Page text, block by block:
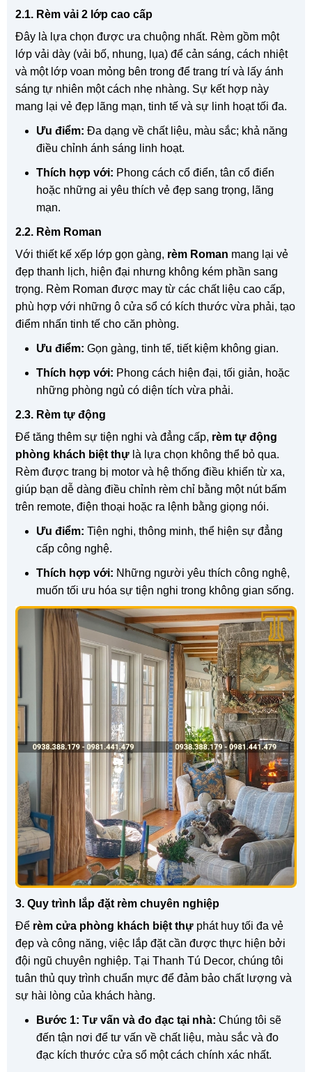
2.1. Rèm vải 2 lớp cao cấp
Đây là lựa chọn được ưa chuộng nhất. Rèm gồm một
lớp vải dày (vải bố, nhung, lụa) để cản sáng, cách nhiệt
và một lớp voan mỏng bên trong để trang trí và lấy ánh
sáng tự nhiên một cách nhẹ nhàng. Sự kết hợp này
mang lại vẻ đẹp lãng mạn, tinh tế và sự linh hoạt tối đa.
Ưu điểm: Đa dạng về chất liệu, màu sắc; khả năng
điều chỉnh ánh sáng linh hoạt.
Thích hợp với: Phong cách cổ điển, tân cổ điển
hoặc những ai yêu thích vẻ đẹp sang trọng, lãng
mạn.
2.2. Rèm Roman
Với thiết kế xếp lớp gọn gàng, rèm Roman mang lại vẻ
đẹp thanh lịch, hiện đại nhưng không kém phần sang
trọng. Rèm Roman được may từ các chất liệu cao cấp,
phù hợp với những ô cửa sổ có kích thước vừa phải, tạo
điểm nhấn tinh tế cho căn phòng.
Ưu điểm: Gọn gàng, tinh tế, tiết kiệm không gian.
Thích hợp với: Phong cách hiện đại, tối giản, hoặc
những phòng ngủ có diện tích vừa phải.
2.3. Rèm tự động
Để tăng thêm sự tiện nghi và đẳng cấp, rèm tự động
phòng khách biệt thự là lựa chọn không thể bỏ qua.
Rèm được trang bị motor và hệ thống điều khiển từ xa,
giúp bạn dễ dàng điều chỉnh rèm chỉ bằng một nút bấm
trên remote, điện thoại hoặc ra lệnh bằng giọng nói.
Ưu điểm: Tiện nghi, thông minh, thể hiện sự đẳng
cấp công nghệ.
Thích hợp với: Những người yêu thích công nghệ,
muốn tối ưu hóa sự tiện nghi trong không gian sống.
3. Quy trình lắp đặt rèm chuyên nghiệp
Để rèm cửa phòng khách biệt thự phát huy tối đa vẻ
đẹp và công năng, việc lắp đặt cần được thực hiện bởi
đội ngũ chuyên nghiệp. Tại Thanh Tú Decor, chúng tôi
tuân thủ quy trình chuẩn mực để đảm bảo chất lượng và
sự hài lòng của khách hàng.
Bước 1: Tư vấn và đo đạc tại nhà: Chúng tôi sẽ
đến tận nơi để tư vấn về chất liệu, màu sắc và đo
đạc kích thước cửa sổ một cách chính xác nhất.